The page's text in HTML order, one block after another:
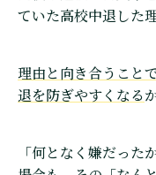
ていた高校中退した
理由と向き合うこと
退を防ぎやすくなる
「何となく嫌だっ